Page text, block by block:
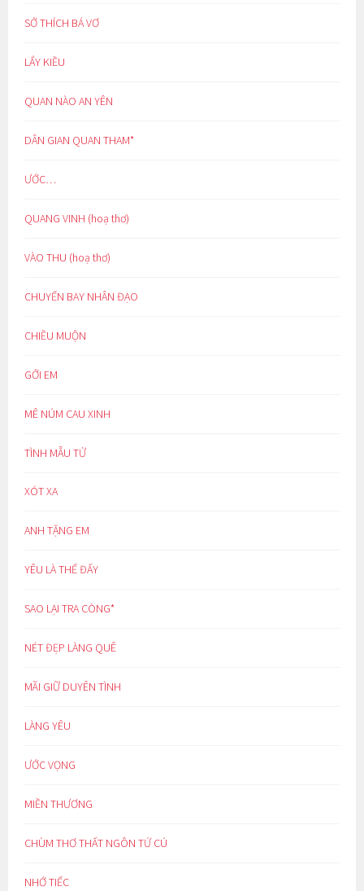
SỞ THÍCH BÁ VƠ
LẨY KIỀU
QUAN NÀO AN YÊN
DÂN GIAN QUAN THAM*
ƯỚC…
QUANG VINH (hoạ thơ)
VÀO THU (hoạ thơ)
CHUYẾN BAY NHÂN ĐẠO
CHIỀU MUỘN
GỞI EM
MÊ NÚM CAU XINH
TÌNH MẪU TỬ
XÓT XA
ANH TẶNG EM
YÊU LÀ THẾ ĐẤY
SAO LẠI TRA CÒNG*
NÉT ĐẸP LÀNG QUÊ
MÃI GIỮ DUYÊN TÌNH
LÀNG YÊU
ƯỚC VỌNG
MIỀN THƯƠNG
CHÙM THƠ THẤT NGÔN TỨ CÚ
NHỚ TIẾC